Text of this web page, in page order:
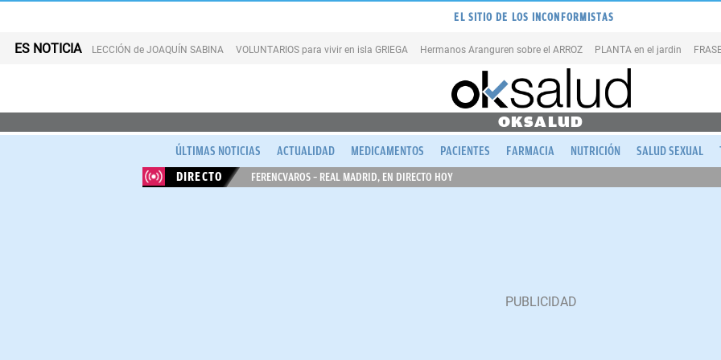
EL SITIO DE LOS INCONFORMISTAS
ES NOTICIA LECCIÓN de JOAQUÍN SABINA VOLUNTARIOS para vivir en isla GRIEGA Hermanos Aranguren sobre el ARROZ PLANTA en el jardin
OKSALUD
ÚLTIMAS NOTICIAS ACTUALIDAD MEDICAMENTOS PACIENTES FARMACIA NUTRICIÓN SALUD SEXUAL
DIRECTO
FERENCVAROS – REAL MADRID, EN DIRECTO HOY